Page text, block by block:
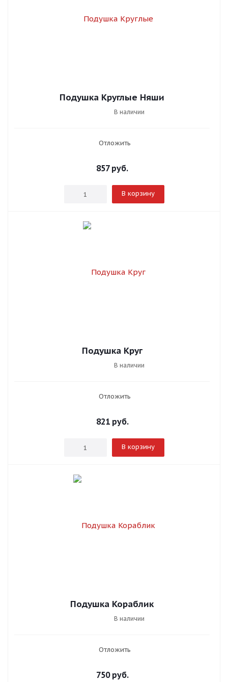
Подушка Круглые Няши
В наличии
Отложить
857руб.
В корзину
Подушка Круг
В наличии
Отложить
821руб.
В корзину
Подушка Кораблик
В наличии
Отложить
750руб.